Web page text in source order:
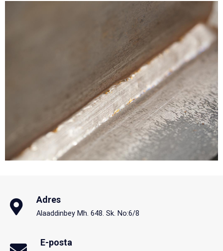
Adres
Alaaddinbey Mh. 648. Sk. No:6/8
E-posta